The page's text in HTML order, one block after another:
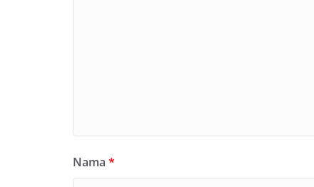
Nama *